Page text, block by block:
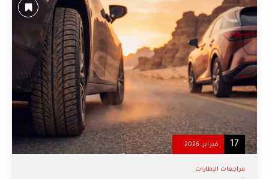
17 فبراير, 2026
مراجعات الإطارات